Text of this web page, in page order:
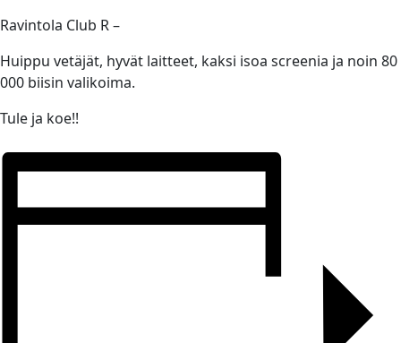
Ravintola Club R –
Huippu vetäjät, hyvät laitteet, kaksi isoa screenia ja noin 80
000 biisin valikoima.
Tule ja koe!!